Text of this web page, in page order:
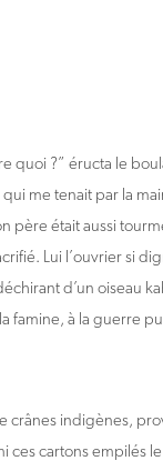
quoi ?” éructa le
me tenait par la
père était aussi
Lui l’ouvrier si
d’un oiseau
famine, à la guerre
crânes indigènes,
ces cartons empilés